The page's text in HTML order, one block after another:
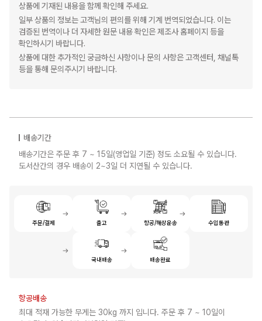
상품에 기재된 내용을 함께 확인해 주세요.
일부 상품의 정보는 고객님의 편의를 위해 기계 번역되었습니다. 이는
검증된 번역이나 더 자세한 원문 내용 확인은 제조사 홈페이지 등을
확인하시기 바랍니다.
상품에 대한 추가적인 궁금하신 사항이나 문의 사항은 고객센터, 채널톡
등을 통해 문의주시기 바랍니다.
배송기간
배송기간은 주문 후 7 ~ 15일(영업일 기준) 정도 소요될 수 있습니다.
도서산간의 경우 배송이 2~3일 더 지연될 수 있습니다.
주문/결제 출고 항공/해상운송 수입통관
국내배송 배송완료
항공배송
최대 적재 가능한 무게는 30kg 까지 입니다. 주문 후 7 ~ 10일이